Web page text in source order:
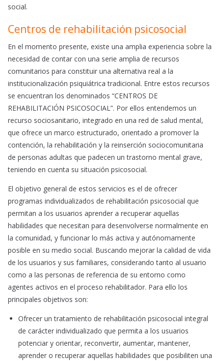
social.
Centros de rehabilitación psicosocial
En el momento presente, existe una amplia experiencia sobre la
necesidad de contar con una serie amplia de recursos
comunitarios para constituir una alternativa real a la
institucionalización psiquiátrica tradicional. Entre estos recursos
se encuentran los denominados “CENTROS DE
REHABILITACIÓN PSICOSOCIAL”. Por ellos entendemos un
recurso sociosanitario, integrado en una red de salud mental,
que ofrece un marco estructurado, orientado a promover la
contención, la rehabilitación y la reinserción sociocomunitaria
de personas adultas que padecen un trastorno mental grave,
teniendo en cuenta su situación psicosocial.
El objetivo general de estos servicios es el de ofrecer
programas individualizados de rehabilitación psicosocial que
permitan a los usuarios aprender a recuperar aquellas
habilidades que necesitan para desenvolverse normalmente en
la comunidad, y funcionar lo más activa y autónomamente
posible en su medio social. Buscando mejorar la calidad de vida
de los usuarios y sus familiares, considerando tanto al usuario
como a las personas de referencia de su entorno como
agentes activos en el proceso rehabilitador. Para ello los
principales objetivos son:
Ofrecer un tratamiento de rehabilitación psicosocial integral
de carácter individualizado que permita a los usuarios
potenciar y orientar, reconvertir, aumentar, mantener,
aprender o recuperar aquellas habilidades que posibiliten una